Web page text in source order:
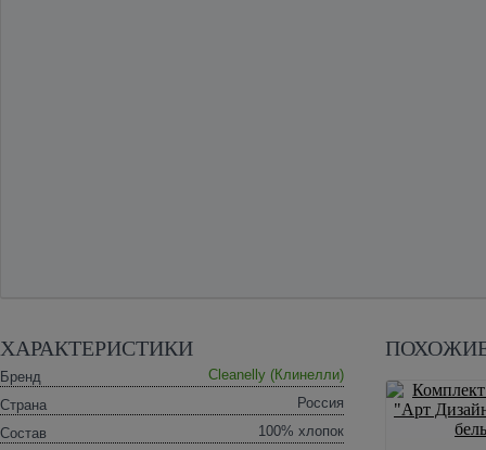
ХАРАКТЕРИСТИКИ
Бренд
Cleanelly (Клинелли)
Страна
Россия
Состав
100% хлопок